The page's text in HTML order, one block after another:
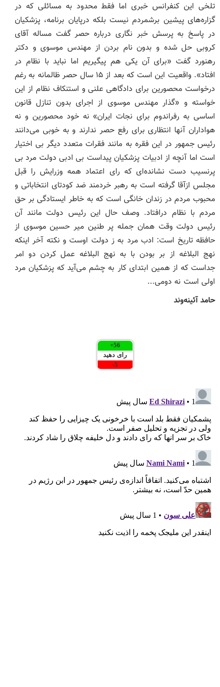
تلخی این کنفرانس خبری اما فقط محدود به مسائلی که در
گزاره‌های پیشین برشمردم نیست بلکه درپایان برنامه، پزشکیان
در پاسخ به پرسش خبر نگاری درباره حصر گفت مساله آقای
کروبی حل شده و بدون نام بردن از مهندس موسوی و دکتر
رهنورد گفت «برای آن یکی هم پیگیریم اما نباید با نظام در
افتاد». واقعیت این است که بعد از ۱۵ سال حصر ظالمانه به رغم
درخواست محصورین برای دادگاهی علنی و استنکاف نظام از این
خواسته و «گذار مهندس موسوی از اجرای بدون تنازل قانون
اساسی به رفراندوم برای نجات ایران» نه خود محصورین و نه
هواداران آنها انتظاری برای رفع حصر ندارند و به خوبی می‌دانند
رئیس جمهور در این فقره به مانند فقرات متعدد دیگر بی اختیار
است اما آنچه از ادبیات پزشکیان پیداست بی ادبی دولت مرد بی
پرنسیب دست نشانده‌ای که رای اعتماد همه وزرایش را قبل
مجلس ازآقا گرفته است به رهبر خردمند ضد کودتای انتخاباتی و
محبوب مردم در زندان خانگی است که به خاطر ایستادگی بر حق
مردم با نظام درافتاد. وصف حال این رئیس دولت مانند آن
رئیس دولت وقت همان جمله پر طنین میر حسین موسوی از
حافظه تاریخ است: ادب مرد به ز دولت اوست و نکته آخر اینکه
نهج البلاغه از بر بودن با به نهج البلاغه عمل کردن دو امر
جداست که از همین ابتدا‌ی کار به چشم می‌آید که پزشکیان مرد
اولی است نه دومی...
حامد آئینه‌وند
56
+
رای دهید
5
-